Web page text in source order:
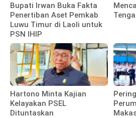
Bupati Irwan Buka Fakta
Penertiban Aset Pemkab
Luwu Timur di Laoli untuk
PSN IHIP
Hartono Minta Kajian
Kelayakan PSEL
Dituntaskan